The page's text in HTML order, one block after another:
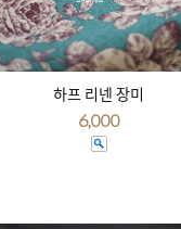
하프 리넨 장미
6,000